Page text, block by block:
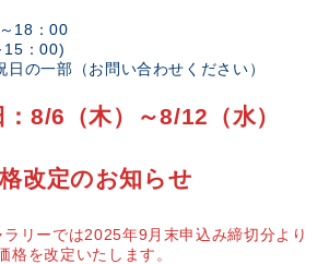
18：00
15：00)
の一部（お問い合わせください）
8/6（木）～8/12（水）
改定のお知らせ
リーでは2025年9月末申込み締切分より
格を改定いたします。